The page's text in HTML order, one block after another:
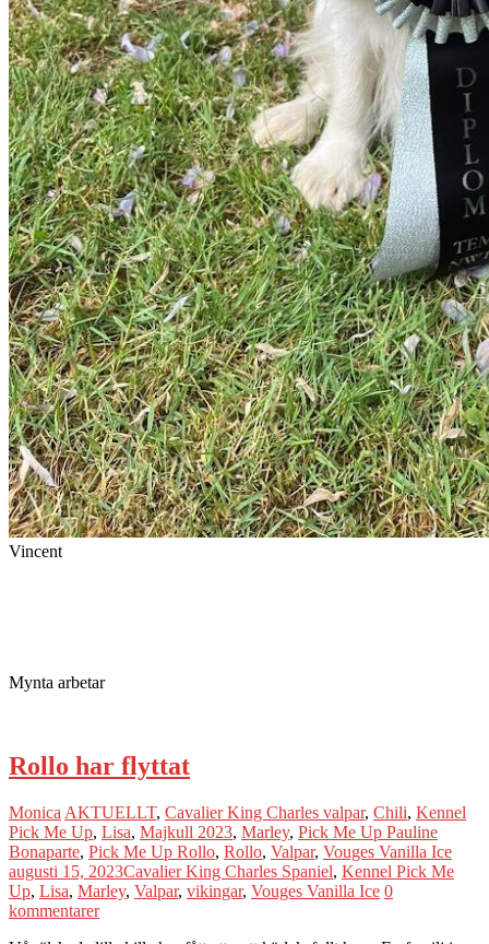
Vincent
Mynta arbetar
Rollo har flyttat
Monica AKTUELLT, Cavalier King Charles valpar, Chili, Kennel
Pick Me Up, Lisa, Majkull 2023, Marley, Pick Me Up Pauline
Bonaparte, Pick Me Up Rollo, Rollo, Valpar, Vouges Vanilla Ice
augusti 15, 2023Cavalier King Charles Spaniel, Kennel Pick Me
Up, Lisa, Marley, Valpar, vikingar, Vouges Vanilla Ice 0
kommentarer